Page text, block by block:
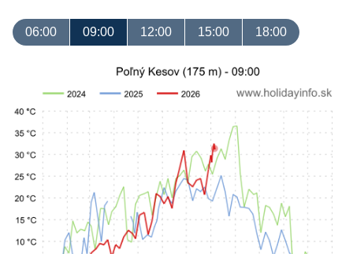
06:00 09:00 12:00 15:00 18:00